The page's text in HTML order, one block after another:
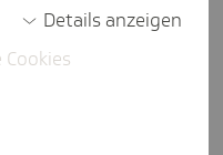
Greifswald e.V.
in welchem
Details anzeigen